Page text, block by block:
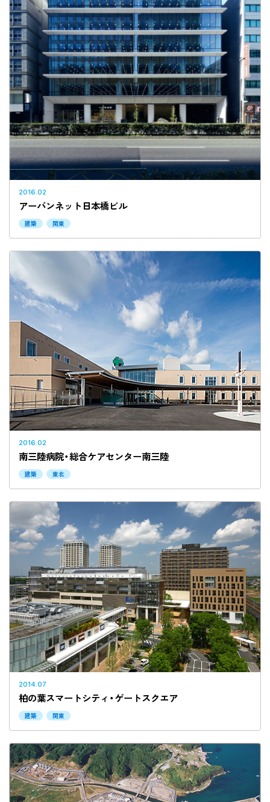
2016.02
アーバンネット日本橋ビル
建築 関東
2016.02
南三陸病院・総合ケアセンター南三陸
建築 東北
2014.07
柏の葉スマートシティ・ゲートスクエア
建築 関東